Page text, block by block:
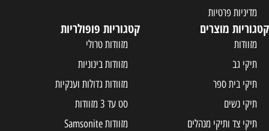
מדיניות פרטיות
קטגוריות מוצרים
מזוודות
תיקי גב
תיקי בית ספר
תיקי נשים
תיקי צד ותיקי מנהלים
קטגוריות פופולריות
מזוודות טרולי
מזוודות בינוניות
מזוודות גדולות וענקיות
סט עד 3 מזוודות
מזוודות Samsonite